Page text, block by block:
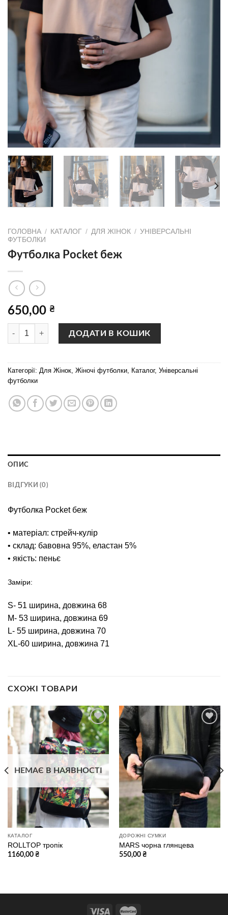
ГОЛОВНА / КАТАЛОГ / ДЛЯ ЖІНОК / УНІВЕРСАЛЬНІ
ФУТБОЛКИ
Футболка Рocket беж
650,00 ₴
Футболка Рocket беж кількість
ДОДАТИ В КОШИК
Категорії: Для Жінок Жіночі футболки Каталог, Універсальні
футболки
ОПИС
ВІДГУКИ (0)
Футболка Рocket беж
• матеріал: стрейч-кулір
• склад: бавовна 95%, еластан 5%
• якість: пеньє
Замiри:
S- 51 ширина, довжина 68
М- 53 ширина, довжина 69
L- 55 ширина, довжина 70
XL-60 ширина, довжина 71
СХОЖІ ТОВАРИ
В
избранное
НЕМАЄ В НАЯВНОСТІ
КАТАЛОГ
ROLLTOP тропік
1160,00 ₴
избранное
ДОРОЖНІ СУМКИ
MARS чорна глянцева
550,00 ₴